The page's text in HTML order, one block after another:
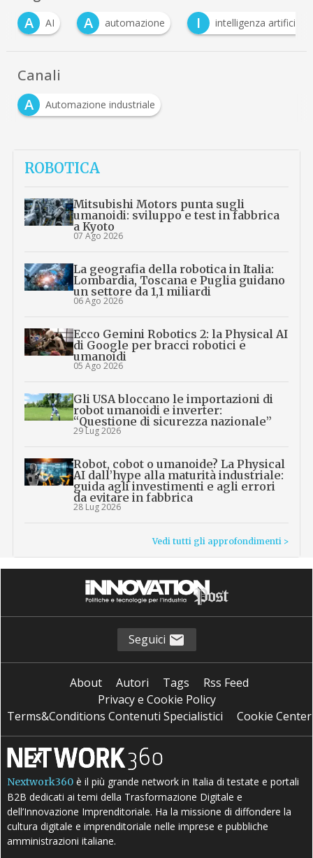
AI automazione intelligenza artificiale
Canali
A
Automazione industriale
ROBOTICA
Mitsubishi Motors punta sugli
umanoidi: sviluppo e test in fabbrica
a Kyoto
07 Ago 2026
La geografia della robotica in Italia:
Lombardia, Toscana e Puglia guidano
un settore da 1,1 miliardi
06 Ago 2026
Ecco Gemini Robotics 2: la Physical AI
di Google per bracci robotici e
umanoidi
05 Ago 2026
Gli USA bloccano le importazioni di
robot umanoidi e inverter:
“Questione di sicurezza nazionale”
29 Lug 2026
Robot, cobot o umanoide? La Physical
AI dall’hype alla maturità industriale:
guida agli investimenti e agli errori
da evitare in fabbrica
28 Lug 2026
Vedi tutti gli approfondimenti >
Seguici
About Autori Tags
Rss Feed
Privacy e Cookie Policy
Terms&Conditions Contenuti Specialistici
Cookie Center
Nextwork360 è il più grande network in Italia di testate e portali
B2B dedicati ai temi della Trasformazione Digitale e
dell’Innovazione Imprenditoriale. Ha la missione di diffondere la
cultura digitale e imprenditoriale nelle imprese e pubbliche
amministrazioni italiane.